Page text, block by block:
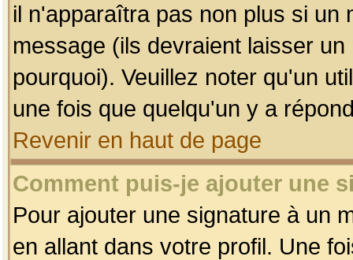
il n'apparaîtra pas non plus si un
message (ils devraient laisser
pourquoi). Veuillez noter qu'un
une fois que quelqu'un y a
Revenir en haut de page
Comment puis-je ajouter une
Pour ajouter une signature à un
en allant dans votre profil. Une